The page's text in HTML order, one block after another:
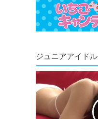
ジュニアアイドル